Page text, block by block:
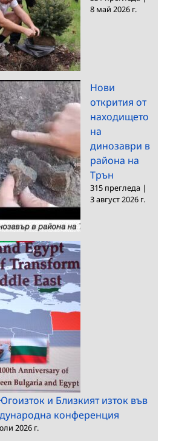
8 май 2026 г.
Нови
открития от
находището
на
динозаври в
района на
Трън
315 прегледа |
3 август 2026 г.
и Близкият изток във
конференция
2026 г.